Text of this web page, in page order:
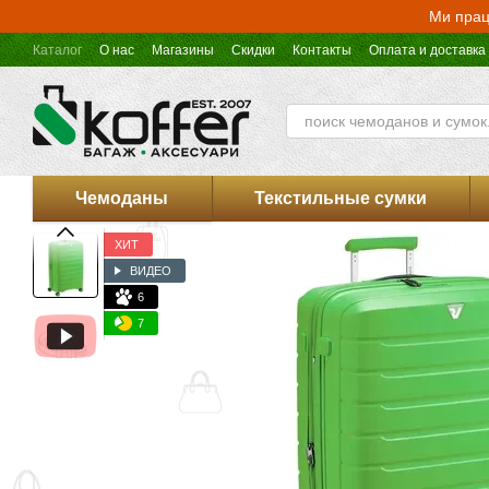
Ми
Каталог О нас Магазины Скидки Контакты
Оплата и доставка
Оферта магазина Koffer.UA
Чемоданы Текстильные сумки
ХИТ
ВИДЕО
6
7